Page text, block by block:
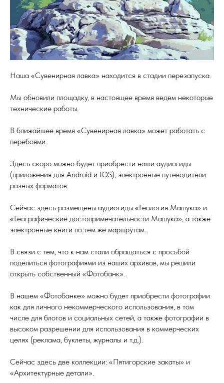
Наша «Сувенирная лавка» находится в стадии перезапуска.
Мы обновили площадку, в настоящее время ведем некоторые
технические работы.
В ближайшее время «Сувенирная лавка» может работать с
перебоями.
Здесь скоро можно будет приобрести наши аудиогиды
(приложения для Android и IOS), электронные путеводители
разных форматов.
Сейчас здесь размещены аудиогиды «Геология Машука» и
«Географические достопримечательности Машука», а также
электронные книги по тем же маршрутам.
В связи с тем, что к нам стали обращаться с просьбой
поделиться фотографиями из наших архивов, мы решили
открыть собственный «Фотобанк».
В нашем «Фотобанке» можно будет приобрести фотографии
как для личного некоммерческого использования, в том
числе для блогов и социальных сетей, а также фотографии в
высоком разрешении для использования в коммерческих
целях (реклама, буклеты, журналы и т.д.).
Сейчас здесь две коллекции: «Пятигорские закаты» и
«Архитектурные детали».